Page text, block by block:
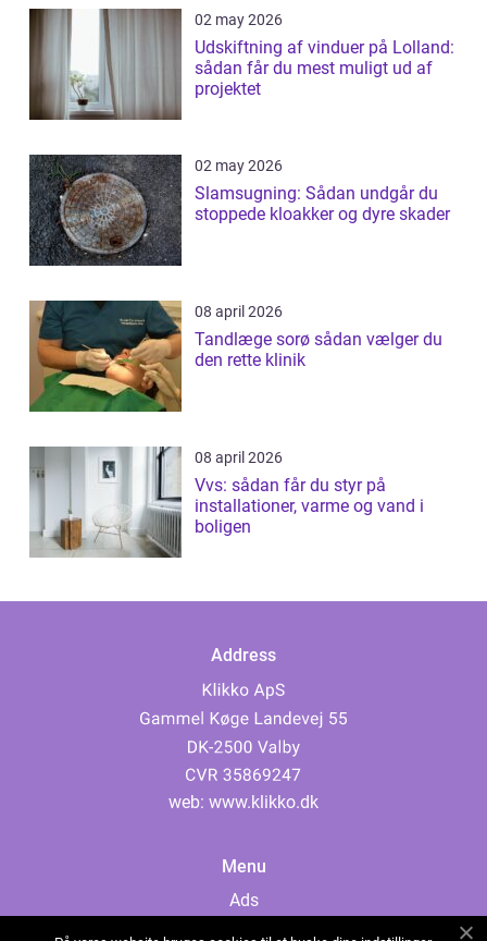
02 may 2026
Udskiftning af vinduer på Lolland:
sådan får du mest muligt ud af
projektet
02 may 2026
Slamsugning: Sådan undgår du
stoppede kloakker og dyre skader
08 april 2026
Tandlæge sorø sådan vælger du
den rette klinik
08 april 2026
Vvs: sådan får du styr på
installationer, varme og vand i
boligen
Address
web: www.klikko.dk
Menu
Ads